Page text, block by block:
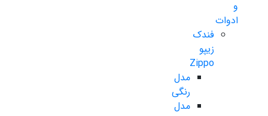
و
ادوات
فندک
زیپو
Zippo
مدل
رنگی
مدل